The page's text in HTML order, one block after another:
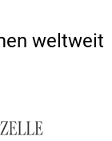
weltweit